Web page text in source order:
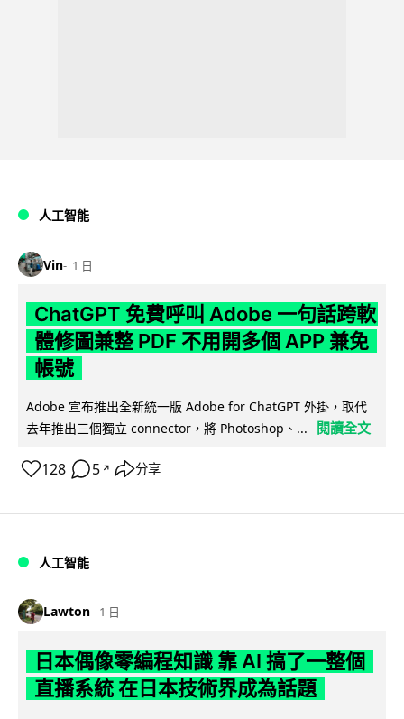
人工智能
Vin 1 日
ChatGPT 免費呼叫 Adobe 一句話跨軟
體修圖兼整 PDF 不用開多個 APP 兼免
帳號
Adobe 宣布推出全新統一版 Adobe for ChatGPT 外掛，取代
去年推出三個獨立 connector，將 Photoshop、...
閱讀全文
128 5 ↗ 分享
人工智能
Lawton 1 日
日本偶像零編程知識 靠 AI 搞了一整個
直播系統 在日本技術界成為話題